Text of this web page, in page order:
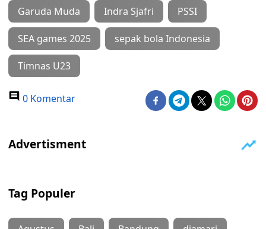
Garuda Muda Indra Sjafri PSSI
SEA games 2025 sepak bola Indonesia
Timnas U23
0 Komentar
Tag Populer